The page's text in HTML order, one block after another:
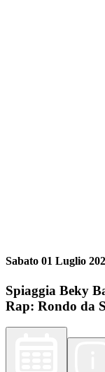
Sabato 01 Luglio
Spiaggia Beky
Rap: Rondo da